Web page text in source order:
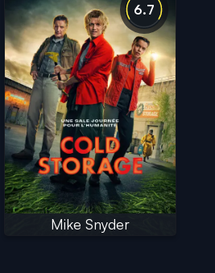
6.7
Mike Snyder